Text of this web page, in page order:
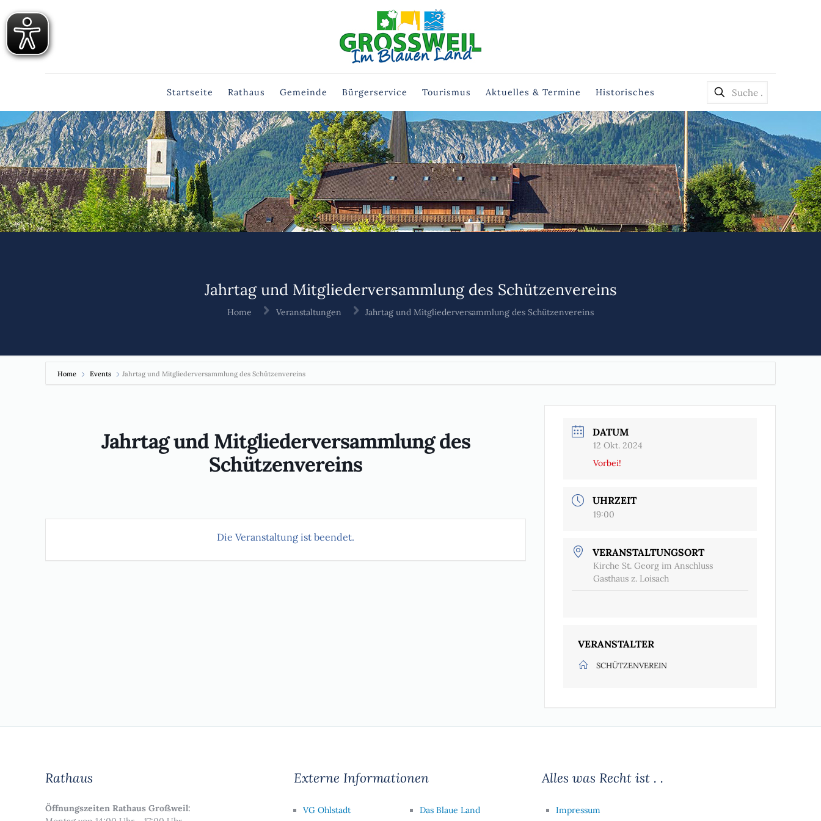
Startseite Rathaus Gemeinde Bürgerservice Tourismus Aktuelles & Termine Historisches
Jahrtag und Mitgliederversammlung des Schützenvereins
Home Veranstaltungen Jahrtag und Mitgliederversammlung des Schützenvereins
Home Events Jahrtag und Mitgliederversammlung des Schützenvereins
Jahrtag und Mitgliederversammlung des
Schützenvereins
Die Veranstaltung ist beendet.
DATUM
12 Okt. 2024
Vorbei!
UHRZEIT
19:00
VERANSTALTUNGSORT
Kirche St. Georg im Anschluss
Gasthaus z. Loisach
VERANSTALTER
SCHÜTZENVEREIN
Rathaus
Öffnungszeiten Rathaus Großweil:
Externe Informationen
VG Ohlstadt Das Blaue Land
Alles was Recht ist . .
Impressum